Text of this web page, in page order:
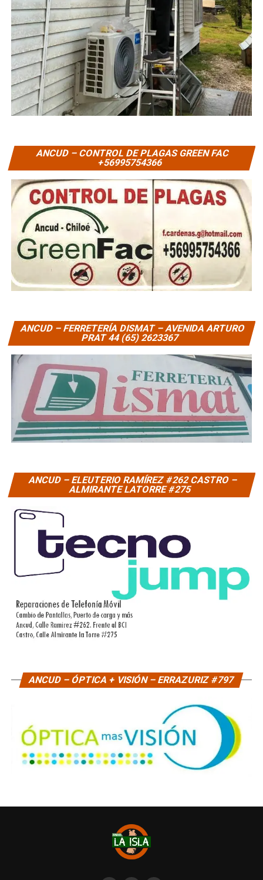
ANCUD – CONTROL DE PLAGAS GREEN FAC
+56995754366
ANCUD – FERRETERÍA DISMAT – AVENIDA ARTURO
PRAT 44 (65) 2623367
ANCUD – ELEUTERIO RAMÍREZ #262 CASTRO –
ALMIRANTE LATORRE #275
ANCUD – ÓPTICA + VISIÓN – ERRAZURIZ #797